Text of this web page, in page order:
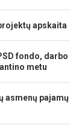
apskaita
fondo, darbo
metu
asmenų pajamų